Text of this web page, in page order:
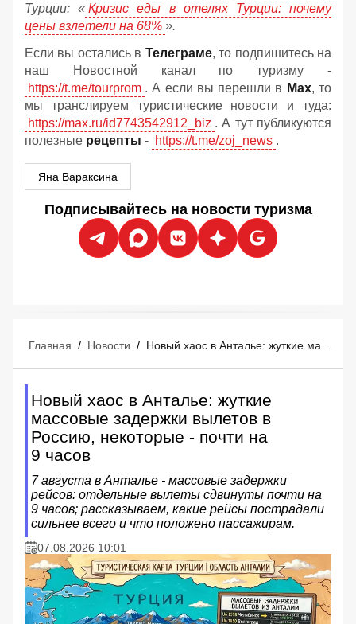
Турции: « Кризис еды в отелях Турции: почему
цены взлетели на 68% ».
Если вы остались в Телеграме, то подпишитесь на
наш Новостной канал по туризму -
https://t.me/tourprom . А если вы перешли в Мах, то
мы транслируем туристические новости и туда:
https://max.ru/id7743542912_biz . А тут публикуются
полезные рецепты - https://t.me/zoj_news .
Яна Вараксина
Подписывайтесь на новости туризма
Главная / Новости /
Новый хаос в Анталье: жуткие
массовые задержки вылетов в
Россию, некоторые - почти на
9 часов
7 августа в Анталье - массовые задержки
рейсов: отдельные вылеты сдвинуты почти на
9 часов; рассказываем, какие рейсы пострадали
сильнее всего и что положено пассажирам.
07.08.2026 10:01